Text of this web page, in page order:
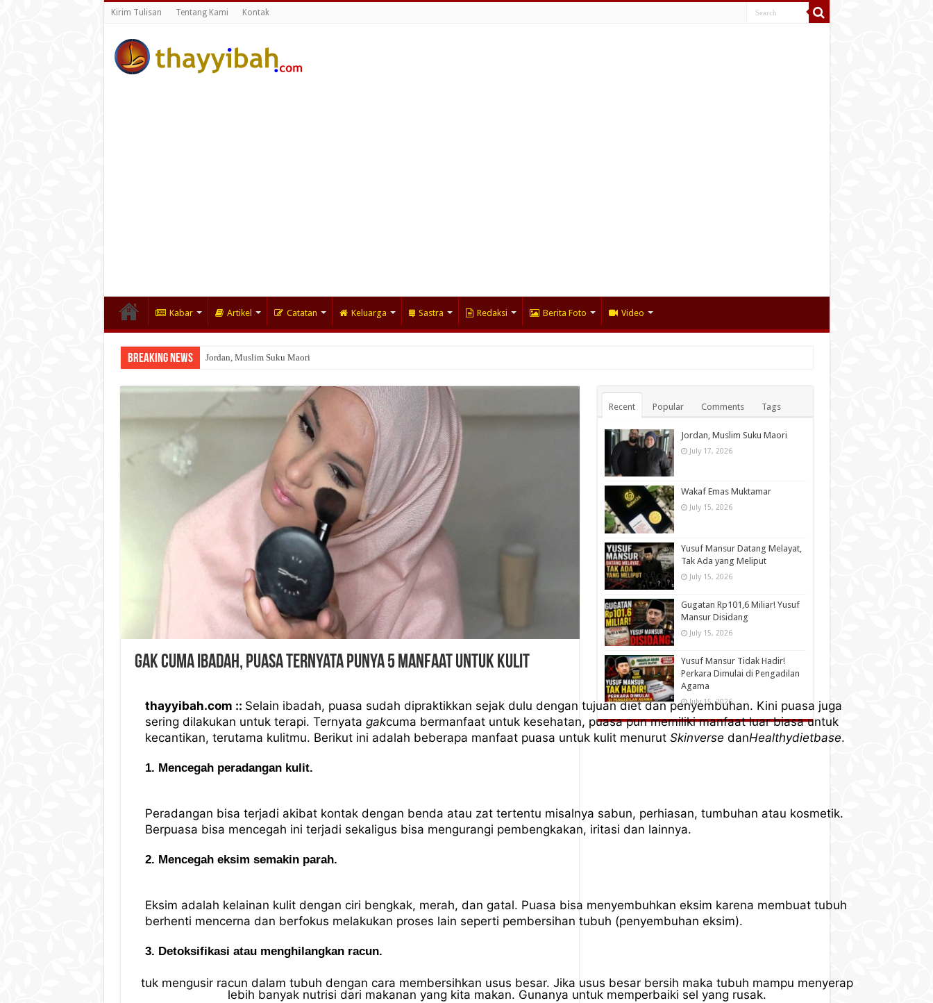
Kirim Tulisan Tentang Kami Kontak
Kabar Artikel Catatan Keluarga Sastra Redaksi Berita Foto Video
Breaking News Jordan, Muslim Suku Maori
Wakaf Emas Muktamar
Gak Cuma Ibadah, Puasa Ternyata Punya 5 Manfaat untuk Kulit
thayyibah.com :: Selain ibadah, puasa sudah dipraktikkan sejak dulu dengan tujuan diet dan penyembuhan. Kini puasa juga
sering dilakukan untuk terapi. Ternyata gakcuma bermanfaat untuk kesehatan, puasa pun memiliki manfaat luar biasa untuk
kecantikan, terutama kulitmu. Berikut ini adalah beberapa manfaat puasa untuk kulit menurut Skinverse danHealthydietbase.
1. Mencegah peradangan kulit.
Peradangan bisa terjadi akibat kontak dengan benda atau zat tertentu misalnya sabun, perhiasan, tumbuhan atau kosmetik.
Berpuasa bisa mencegah ini terjadi sekaligus bisa mengurangi pembengkakan, iritasi dan lainnya.
2. Mencegah eksim semakin parah.
Eksim adalah kelainan kulit dengan ciri bengkak, merah, dan gatal. Puasa bisa menyembuhkan eksim karena membuat tubuh
berhenti mencerna dan berfokus melakukan proses lain seperti pembersihan tubuh (penyembuhan eksim).
3. Detoksifikasi atau menghilangkan racun.
tuk mengusir racun dalam tubuh dengan cara membersihkan usus besar. Jika usus besar bersih maka tubuh mampu menyerap
lebih banyak nutrisi dari makanan yang kita makan. Gunanya untuk memperbaiki sel yang rusak.
Recent Popular Comments Tags
Jordan, Muslim Suku Maori
July 17, 2026
Wakaf Emas Muktamar
July 15, 2026
Yusuf Mansur Datang Melayat,
Tak Ada yang Meliput
July 15, 2026
Gugatan Rp101,6 Miliar! Yusuf
Mansur Disidang
July 15, 2026
Yusuf Mansur Tidak Hadir!
Perkara Dimulai di Pengadilan
Agama
July 15, 2026